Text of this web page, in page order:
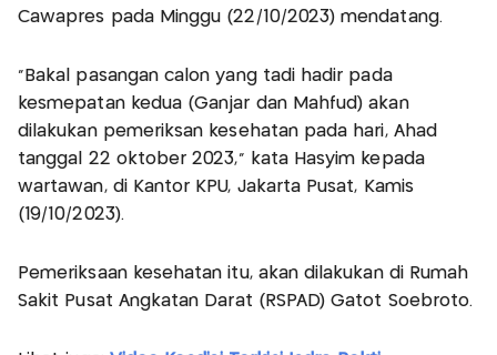
Cawapres pada Minggu (22/10/2023) mendatang.
"Bakal pasangan calon yang tadi hadir pada
kesmepatan kedua (Ganjar dan Mahfud) akan
dilakukan pemeriksan kesehatan pada hari, Ahad
tanggal 22 oktober 2023," kata Hasyim kepada
wartawan, di Kantor KPU, Jakarta Pusat, Kamis
(19/10/2023).
Pemeriksaan kesehatan itu, akan dilakukan di Rumah
Sakit Pusat Angkatan Darat (RSPAD) Gatot Soebroto.